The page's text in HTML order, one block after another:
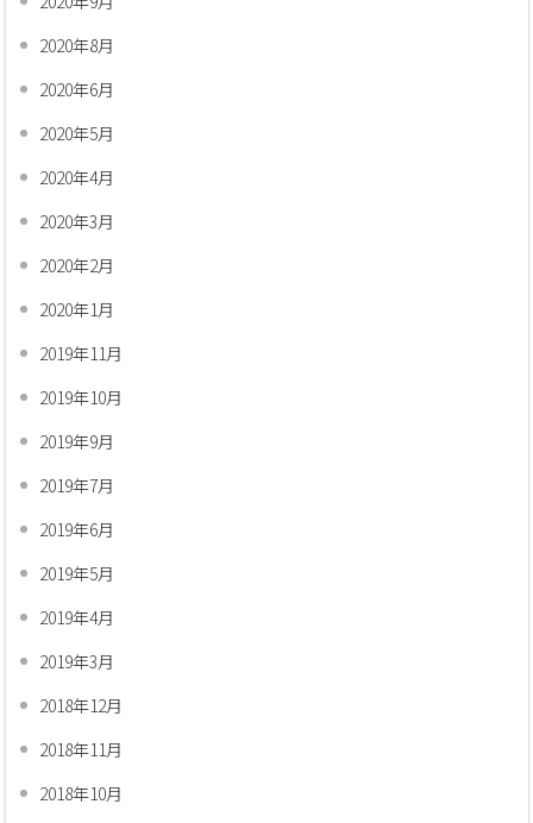
2020年8月
2020年6月
2020年5月
2020年4月
2020年3月
2020年2月
2020年1月
2019年11月
2019年10月
2019年9月
2019年7月
2019年6月
2019年5月
2019年4月
2019年3月
2018年12月
2018年11月
2018年10月